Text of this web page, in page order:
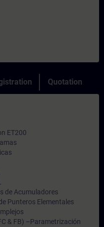
Quotation
ET200
de Acumuladores
Punteros Elementales
& FB) –Parametrización